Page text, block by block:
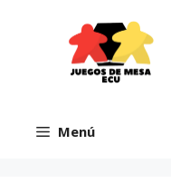
Menú